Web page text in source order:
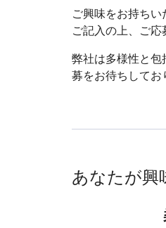
ご興味をお持ち
ご記入の上、ご応
弊社は多様性と包
募をお待ちしてお
あなたが興